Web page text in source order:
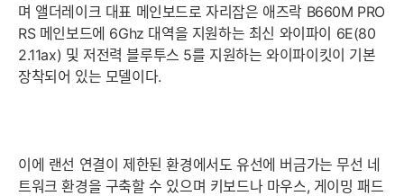
며 앨더레이크 대표 메인보드로 자리잡은 애즈락 B660M PRO
RS 메인보드에 6Ghz 대역을 지원하는 최신 와이파이 6E(80
2.11ax) 및 저전력 블루투스 5를 지원하는 와이파이킷이 기본
장착되어 있는 모델이다.
이에 랜선 연결이 제한된 환경에서도 유선에 버금가는 무선 네
트워크 환경을 구축할 수 있으며 키보드나 마우스, 게이밍 패드